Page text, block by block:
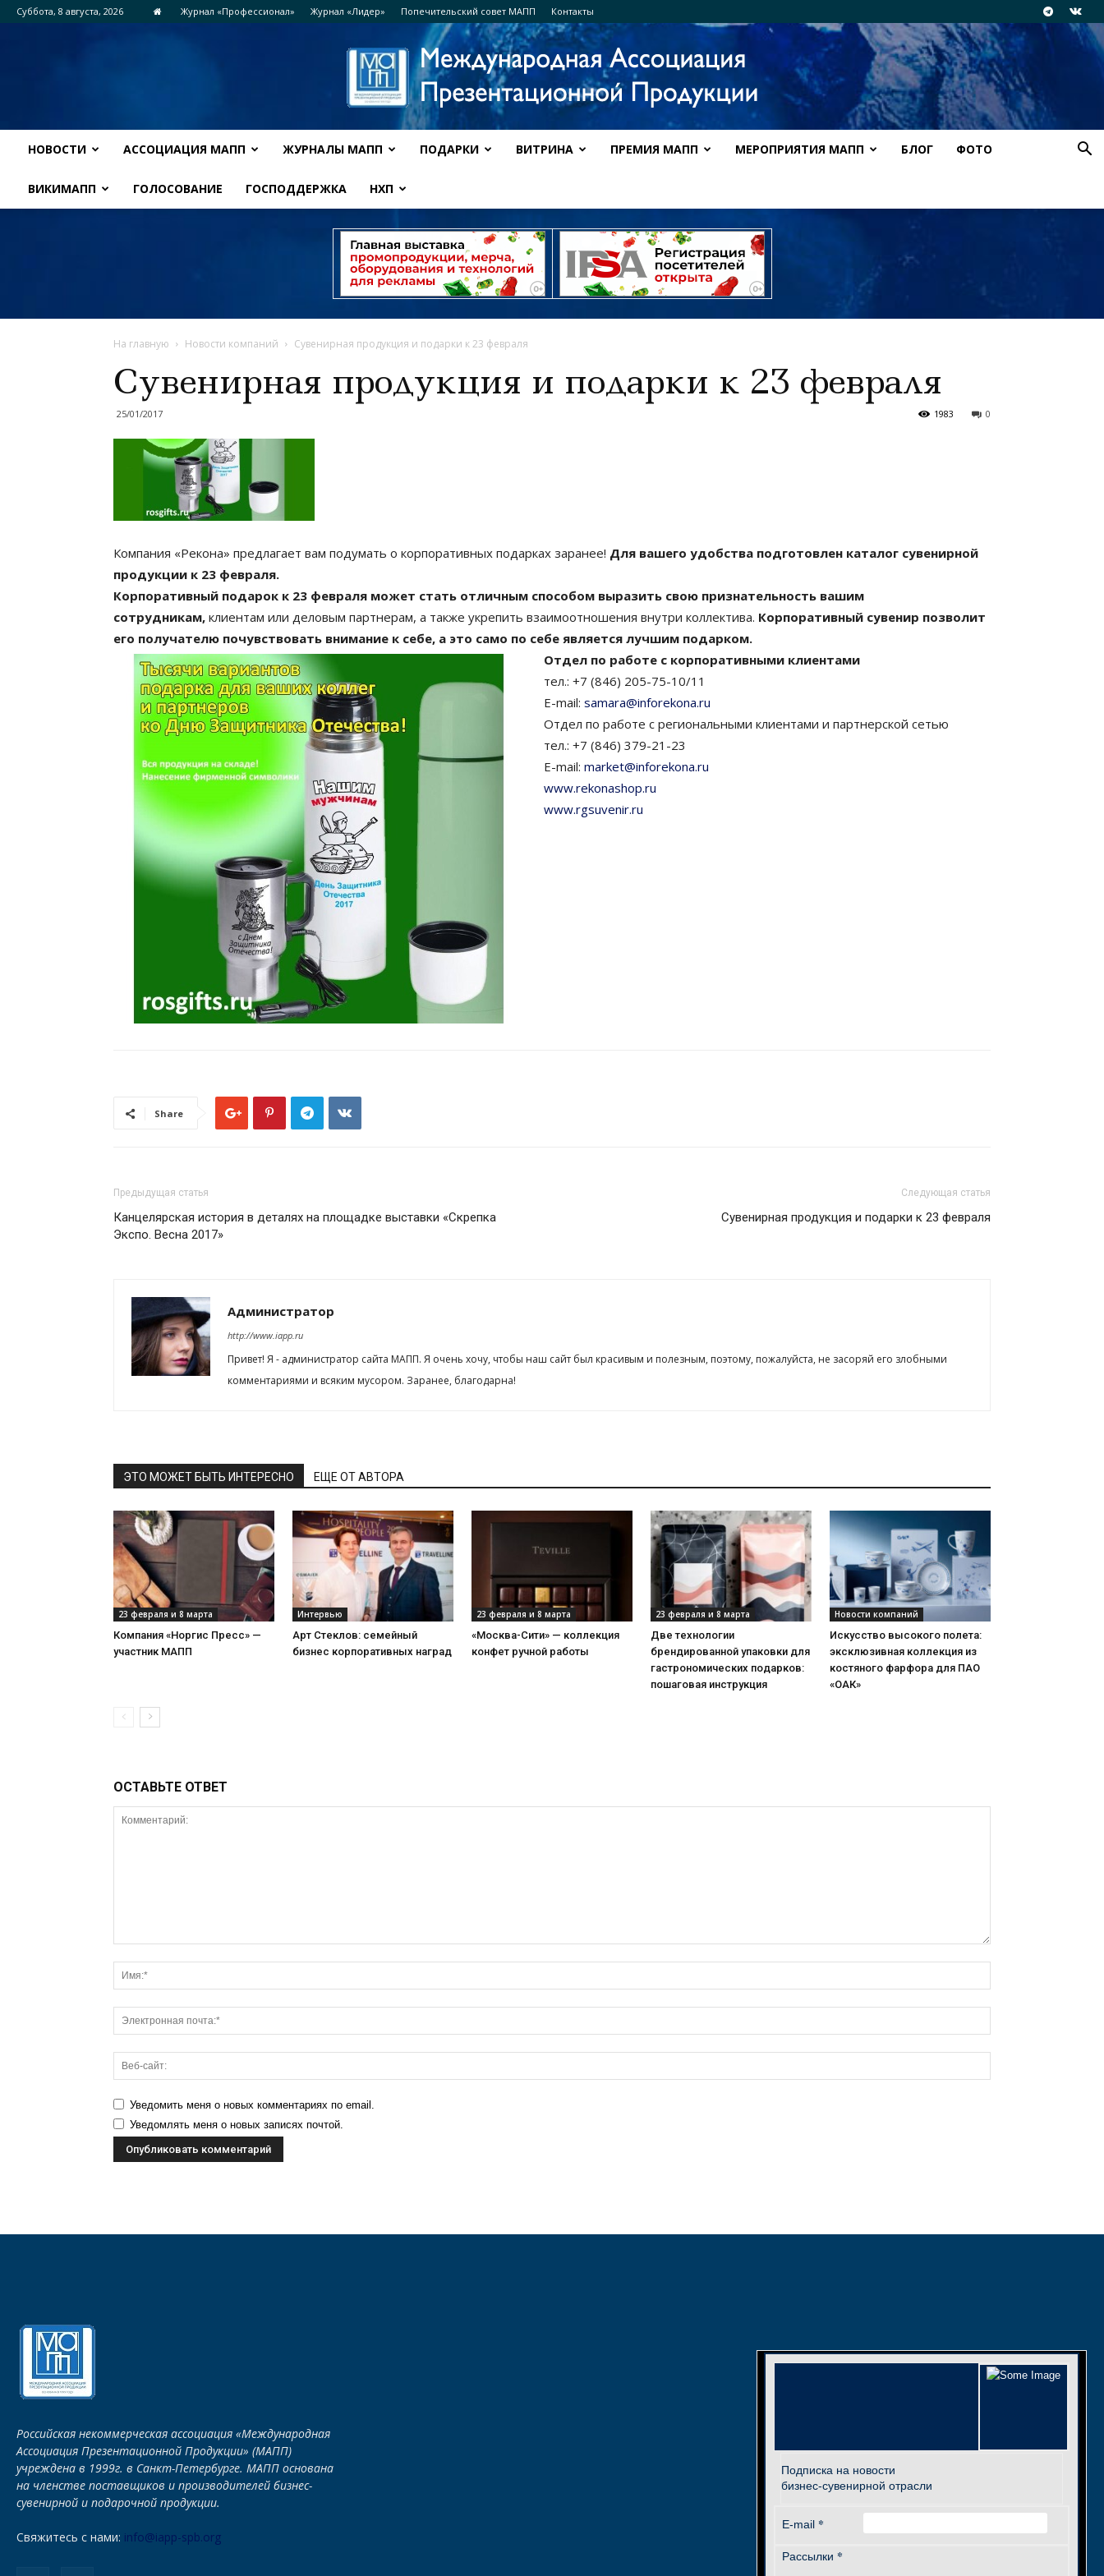
Суббота, 8 августа, 2026 Журнал «Профессионал» Журнал «Лидер» Попечительский совет МАПП Контакты
НОВОСТИ АССОЦИАЦИЯ МАПП ЖУРНАЛЫ МАПП ПОДАРКИ ВИТРИНА ПРЕМИЯ МАПП МЕРОПРИЯТИЯ МАПП БЛОГ ФОТО
ВИКИМАПП ГОЛОСОВАНИЕ ГОСПОДДЕРЖКА НХП
На главную Новости компаний Сувенирная продукция и подарки к 23 февраля
Сувенирная продукция и подарки к 23 февраля
25/01/2017 0
1983
Компания «Рекона» предлагает вам подумать о корпоративных подарках заранее! Для вашего удобства подготовлен каталог сувенирной
продукции к 23 февраля.
Корпоративный подарок к 23 февраля может стать отличным способом выразить свою признательность вашим
сотрудникам, клиентам или деловым партнерам, а также укрепить взаимоотношения внутри коллектива. Корпоративный сувенир позволит
его получателю почувствовать внимание к себе, а это само по себе является лучшим подарком.
Отдел по работе с корпоративными клиентами
тел.: +7 (846) 205-75-10/11
E-mail: samara@inforekona.ru
Отдел по работе с региональными клиентами и партнерской сетью
тел.: +7 (846) 379-21-23
E-mail: market@inforekona.ru
www.rekonashop.ru
www.rgsuvenir.ru
Share
Предыдущая статья
Канцелярская история в деталях на площадке выставки «Cкрепка
Экспо. Весна 2017»
Следующая статья
Сувенирная продукция и подарки к 23 февраля
Администратор
http://www.iapp.ru
Привет! Я - администратор сайта МАПП. Я очень хочу, чтобы наш сайт был красивым и полезным, поэтому, пожалуйста, не засоряй его злобными
комментариями и всяким мусором. Заранее, благодарна!
ЭТО МОЖЕТ БЫТЬ ИНТЕРЕСНО ЕЩЕ ОТ АВТОРА
23 февраля и 8 марта
Компания «Норгис Пресс» —
участник МАПП
Интервью
Арт Стеклов: семейный
бизнес корпоративных наград
23 февраля и 8 марта
«Москва-Сити» — коллекция
конфет ручной работы
23 февраля и 8 марта
Две технологии
брендированной упаковки для
гастрономических подарков:
пошаговая инструкция
Новости компаний
Искусство высокого полета:
эксклюзивная коллекция из
костяного фарфора для ПАО
«ОАК»
ОСТАВЬТЕ ОТВЕТ
Уведомить меня о новых комментариях по email.
Уведомлять меня о новых записях почтой.
Российская некоммерческая ассоциация «Международная
Ассоциация Презентационной Продукции» (МАПП)
учреждена в 1999г. в Санкт-Петербурге. МАПП основана
на членстве поставщиков и производителей бизнес-
сувенирной и подарочной продукции.
Свяжитесь с нами: info@iapp-spb.org
Подписка на новости
бизнес-сувенирной отрасли
E-mail *
Рассылки *